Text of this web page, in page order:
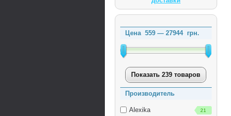
Цена 559 — 27944грн.
Показать 239 товаров
Производитель
Alexika 21